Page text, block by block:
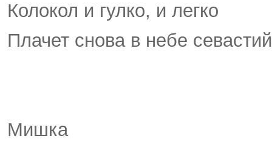
Колокол и гулко, и легко
Плачет снова в небе
Мишка